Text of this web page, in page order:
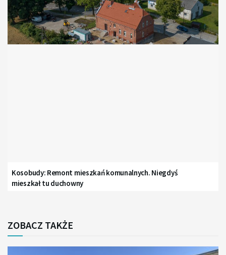
Kosobudy: Remont mieszkań komunalnych. Niegdyś
mieszkał tu duchowny
ZOBACZ TAKŻE